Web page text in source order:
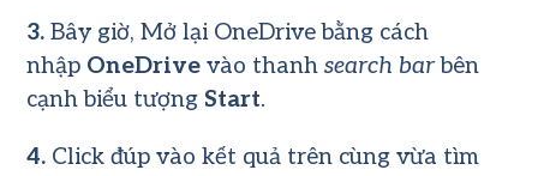
3.Bây giờ, Mở lại OneDrive bằng cách
nhập OneDrivevào thanhsearch barbên
cạnh biểu tượng Start.
4. Click đúp vào kết quả trên cùng vừa tìm